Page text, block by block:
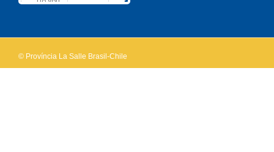
OK
© Província La Salle Brasil-Chile